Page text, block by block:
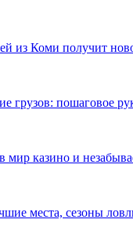
из Коми получит
грузов: пошаговое
мир казино и
места, сезоны